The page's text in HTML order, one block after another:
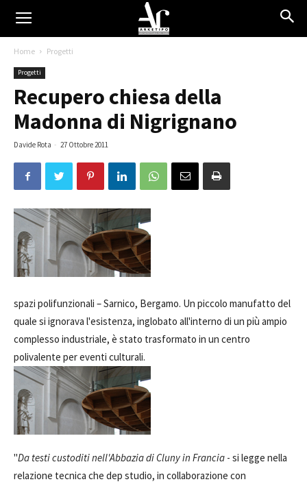
Home Progetti
Progetti
Recupero chiesa della
Madonna di Nigrignano
Davide Rota - 27 Ottobre 2011
spazi polifunzionali –Sarnico, Bergamo. Un piccolo manufatto del
quale si ignorava l'esistenza, inglobato all'interno di un più ampio
complesso industriale, è stato trasformato in un centro
polivalente per eventi culturali.
"Da testi custoditi nell'Abbazia di Cluny in Francia - si legge nella
relazione tecnica che dep studio, in collaborazione con